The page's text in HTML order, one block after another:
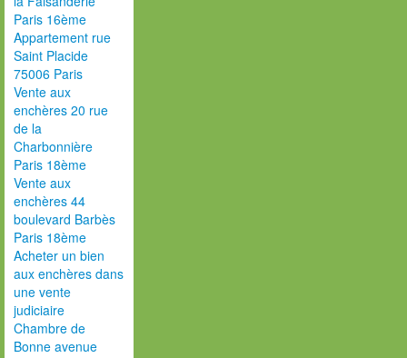
Paris 16ème
Appartement rue
Saint Placide
75006 Paris
Vente aux
enchères 20 rue
de la
Charbonnière
Paris 18ème
Vente aux
enchères 44
boulevard Barbès
Paris 18ème
Acheter un bien
aux enchères dans
une vente
judiciaire
Chambre de
Bonne avenue